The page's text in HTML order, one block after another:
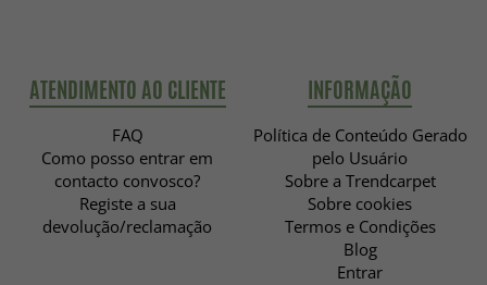
ATENDIMENTO AO CLIENTE
FAQ
Como posso entrar em
contacto convosco?
Registe a sua
devolução/reclamação
INFORMAÇÃO
Política de Conteúdo Gerado
pelo Usuário
Sobre a Trendcarpet
Sobre cookies
Termos e Condições
Blog
Entrar